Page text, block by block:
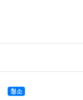
청소